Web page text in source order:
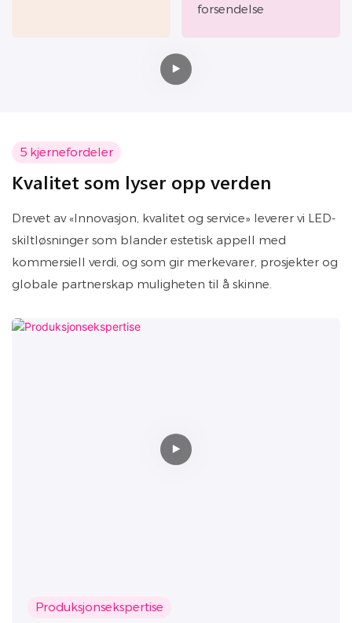
forsendelse
5 kjernefordeler
Kvalitet som lyser opp verden
Drevet av «Innovasjon, kvalitet og service» leverer vi LED-
skiltløsninger som blander estetisk appell med
kommersiell verdi, og som gir merkevarer, prosjekter og
globale partnerskap muligheten til å skinne.
Produksjonsekspertise